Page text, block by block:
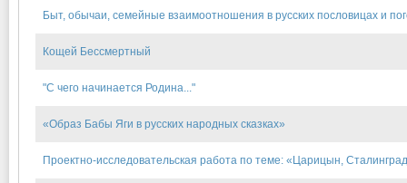
Быт, обычаи, семейные взаимоотношения в русских пословицах и
Кощей Бессмертный
"С чего начинается Родина..."
«Образ Бабы Яги в русских народных сказках»
Проектно-исследовательская работа по теме: «Царицын,